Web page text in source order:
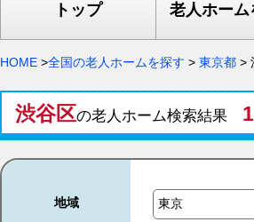
トップ 老人ホーム
HOME >全国の老人ホームを探す > 東京都 >
渋谷区の老人ホーム検索結果
地域